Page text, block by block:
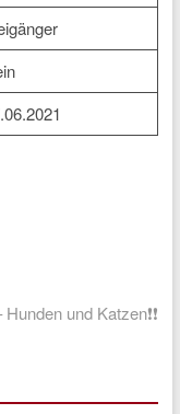
und Katzen❗❗